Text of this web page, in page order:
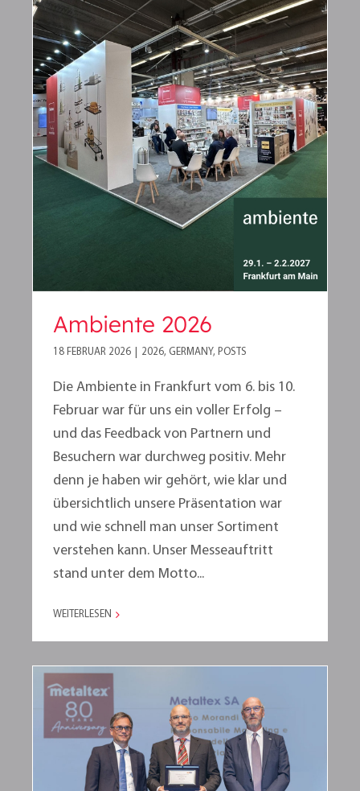
Ambiente 2026
Ambiente 2026
18 FEBRUAR 2026 2026, GERMANY, POSTS
Die Ambiente in Frankfurt vom 6. bis 10.
Februar war für uns ein voller Erfolg –
und das Feedback von Partnern und
Besuchern war durchweg positiv. Mehr
denn je haben wir gehört, wie klar und
übersichtlich unsere Präsentation war
und wie schnell man unser Sortiment
verstehen kann. Unser Messeauftritt
stand unter dem Motto...
WEITERLESEN